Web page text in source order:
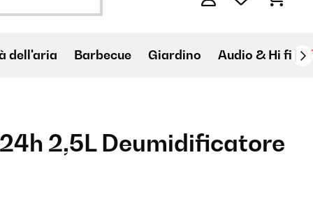
dell'aria Barbecue Giardino Audio & Hi fi
2,5L Deumidificatore